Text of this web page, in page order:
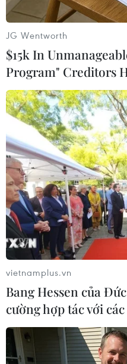
tiếp tục hoãn đến ngày
#Eximbank #Đại hội
#Ngân hàng thương mại cổ
Theo dõi VietnamPlus
JG Wentworth
$15k In
Program" Creditors
vietnamplus.vn
Bang Hessen của
cường hợp tác với